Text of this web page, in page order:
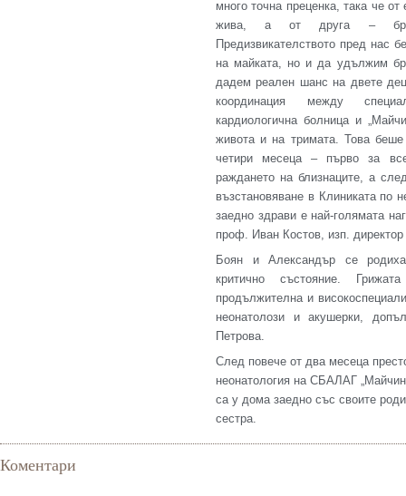
много точна преценка, така че
жива, а от друга –
Предизвикателството пред нас
на майката, но и да удължим
дадем реален шанс на двете
координация между
кардиологична болница и
живота и на тримата. Това
четири месеца – първо за
раждането на близнаците, а
възстановяване в Клиниката по
заедно здрави е най-голямата
проф. Иван Костов, изп.
Боян и Александър се
критично състояние.
продължителна и
неонатолози и акушерки,
Петрова.
След повече от два месеца
неонатология на СБАЛАГ
са у дома заедно със своите
сестра.
Коментари